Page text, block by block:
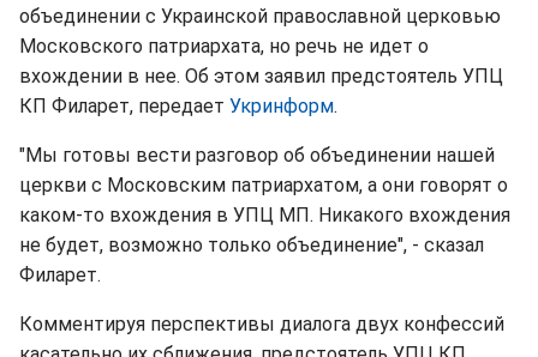
объединении с Украинской православной церковью
Московского патриархата, но речь не идет о
вхождении в нее. Об этом заявил предстоятель УПЦ
КП Филарет, передает Укринформ.
"Мы готовы вести разговор об объединении нашей
церкви с Московским патриархатом, а они говорят о
каком-то вхождения в УПЦ МП. Никакого вхождения
не будет, возможно только объединение", - сказал
Филарет.
Комментируя перспективы диалога двух конфессий